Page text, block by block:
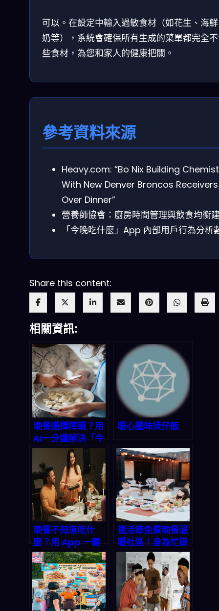
可以。在設定中輸入過敏食材（如花生、海
奶等），系統會確保所有生成的菜單都完全
些食材，為您和家人的健康把關。
參考資料來源
Heavy.com: “Bo Nix Building
With New Denver Broncos Receivers
Over Dinner”
營養師協會：廚房時間管理與飲食均衡
「今晚吃什麼」App 內部用戶行為分析
Share this content:
相關資訊:
晚餐選擇障礙？用
AI一分鐘解決「今
晚吃什麼」難題，
三餸一湯輕鬆搞
定！
暖心臘味煲仔飯
晚餐不知道吃什
麼？用 App 一鍵
生成完美三餸一
湯，讓全家都開心
復活節免費晚餐溫
暖社區！身為忙碌
上班族的你，該如
何輕鬆搞定每天的
「今晚吃什麼」？